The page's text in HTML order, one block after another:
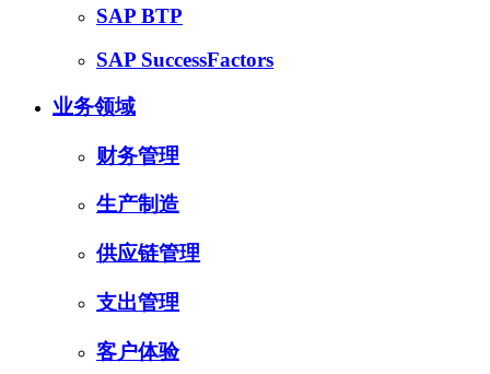
SAP BTP
SAP SuccessFactors
业务领域
财务管理
生产制造
供应链管理
支出管理
客户体验